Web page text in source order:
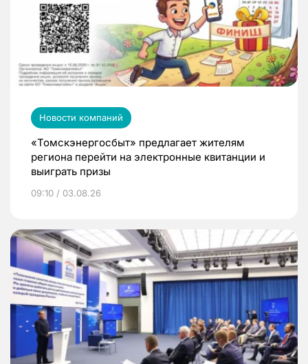
Новости компаний
«Томскэнергосбыт» предлагает жителям
региона перейти на электронные квитанции и
выиграть призы
09:10 / 03.08.26